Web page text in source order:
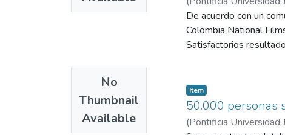
No
Thumbnail
Available
De acuerdo con un
Colombia National
Satisfactorios
Item
50.000 personas
(Pontificia Universidad